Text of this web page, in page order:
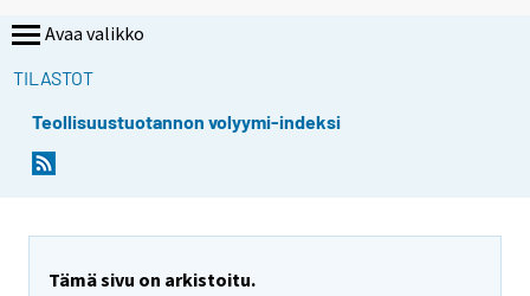
Avaa valikko
TILASTOT
Teollisuustuotannon volyymi-indeksi
Tämä sivu on arkistoitu.